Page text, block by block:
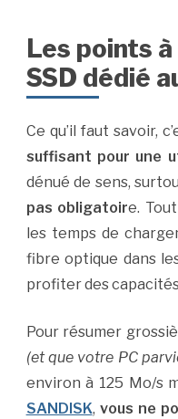
Les points
SSD dédié
Ce qu’il faut savoir,
suffisant pour une
dénué de sens,
pas obligatoire.
les temps de
fibre optique dans
profiter des
Pour résumer
(et que votre PC
environ à 125 Mo/s
SANDISK, vous ne